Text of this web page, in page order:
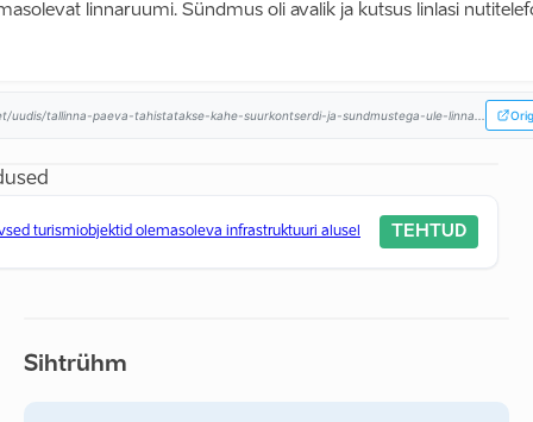
linnaruumi. Sündmus oli avalik ja kutsus linlasi
uudis/tallinna-paeva-tahistatakse-kahe-suurkontserdi-ja-sundmustega-ule-linna...
turismiobjektid olemasoleva infrastruktuuri alusel TEHTUD
Sihtrühm